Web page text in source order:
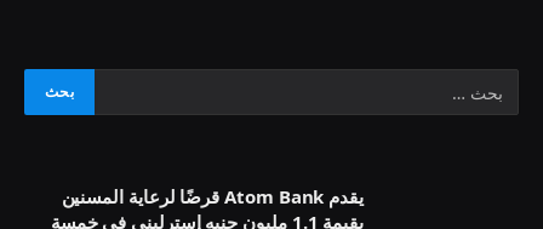
يقدم Atom Bank قرضًا لرعاية المسنين
بقيمة 1.1 مليون جنيه إسترليني في خمسة